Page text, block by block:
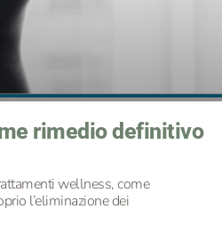
rimedio definitivo
wellness, come
l’eliminazione dei